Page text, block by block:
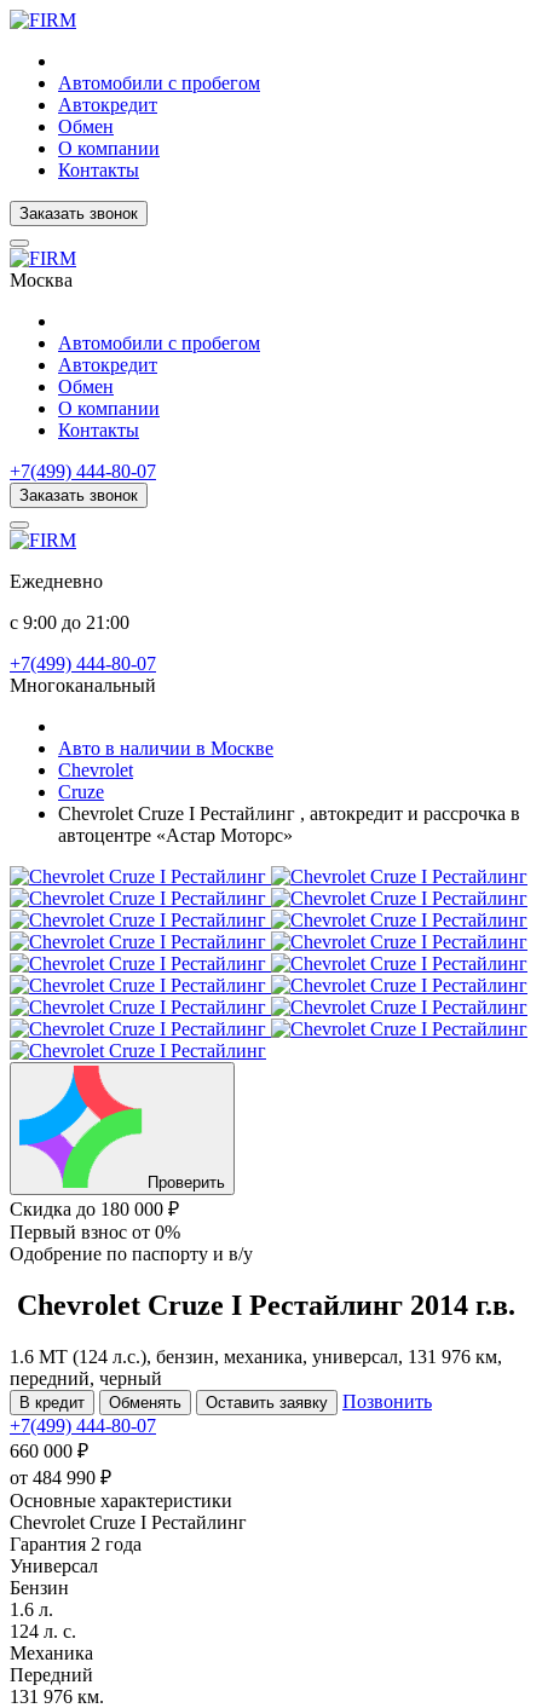
Автомобили с пробегом
Автокредит
Обмен
О компании
Контакты
Заказать звонок
Москва
Автомобили с пробегом
Автокредит
Обмен
О компании
Контакты
+7(499) 444-80-07
Заказать звонок
Ежедневно
с 9:00 до 21:00
+7(499) 444-80-07
Многоканальный
Авто в наличии в Москве
Chevrolet
Cruze
Chevrolet Cruze I Рестайлинг , автокредит и рассрочка в
автоцентре «Астар Моторс»
Проверить
Скидка до 180 000 ₽
Первый взнос от 0%
Одобрение по паспорту и в/у
Chevrolet Cruze I Рестайлинг 2014 г.в.
1.6 MT (124 л.с.), бензин, механика, универсал, 131 976 км,
передний, черный
В кредит Обменять Оставить заявку
Позвонить
+7(499) 444-80-07
660 000 ₽
от 484 990 ₽
Основные характеристики
Chevrolet Cruze I Рестайлинг
Гарантия 2 года
Универсал
Бензин
1.6 л.
124 л. с.
Механика
Передний
131 976 км.